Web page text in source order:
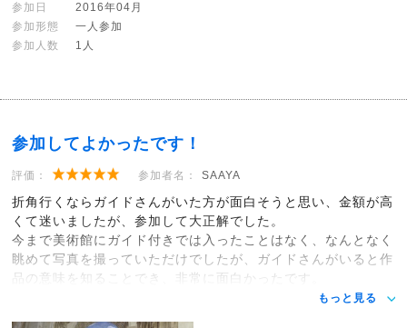
参加日
2016年04月
参加形態
一人参加
参加人数
1人
参加してよかったです！
評価： 参加者名： SAAYA
折角行くならガイドさんがいた方が面白そうと思い、金額が高
くて迷いましたが、参加して大正解でした。
今まで美術館にガイド付きでは入ったことはなく、なんとなく
眺めて写真を撮っていただけでしたが、ガイドさんがいると作
品の意味を知ることでき、非常に面白かったです。
もっと見る